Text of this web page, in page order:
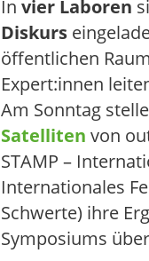
In vier Laboren
Diskurs
öffentlichen
Expert:innen
Am Sonntag
Satelliten von
STAMP –
Internationales
Schwerte) ihre
Symposiums